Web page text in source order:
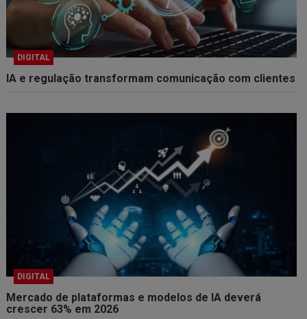
DIGITAL
IA e regulação transformam comunicação com clientes
DIGITAL
Mercado de plataformas e modelos de IA deverá
crescer 63% em 2026